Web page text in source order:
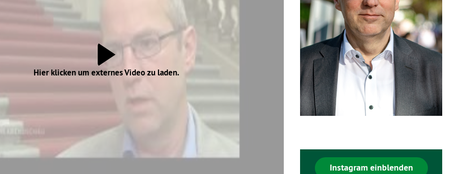
Hier klicken um externes Video zu laden.
Instagram einblenden